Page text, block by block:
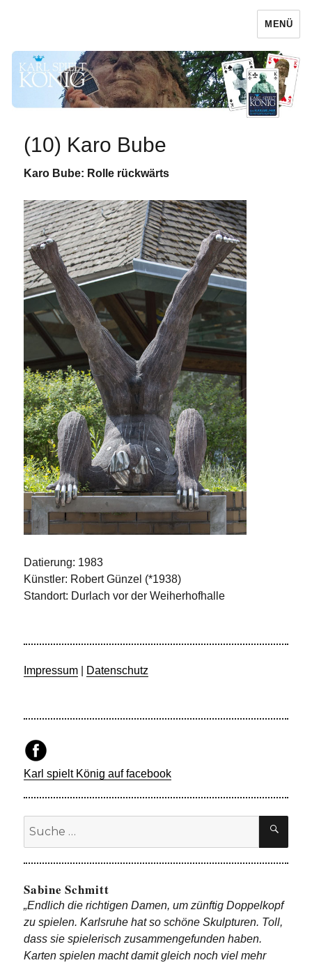
MENÜ
(10) Karo Bube
Karo Bube: Rolle rückwärts
Datierung: 1983
Künstler: Robert Günzel (*1938)
Standort: Durlach vor der Weiherhofhalle
Impressum Datenschutz
Karl spielt König auf facebook
Sabine Schmitt
„Endlich die richtigen Damen, um zünftig Doppelkopf
zu spielen. Karlsruhe hat so schöne Skulpturen. Toll,
dass sie spielerisch zusammengefunden haben.
Karten spielen macht damit gleich noch viel mehr